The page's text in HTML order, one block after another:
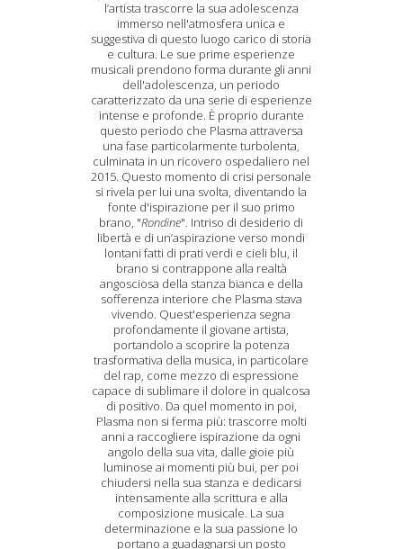
l’artista trascorre la sua adolescenza
immerso nell'atmosfera unica e
suggestiva di questo luogo carico di storia
e cultura. Le sue prime esperienze
musicali prendono forma durante gli anni
dell'adolescenza, un periodo
caratterizzato da una serie di esperienze
intense e profonde. È proprio durante
questo periodo che Plasma attraversa
una fase particolarmente turbolenta,
culminata in un ricovero ospedaliero nel
2015. Questo momento di crisi personale
si rivela per lui una svolta, diventando la
fonte d'ispirazione per il suo primo
brano, "Rondine". Intriso di desiderio di
libertà e di un’aspirazione verso mondi
lontani fatti di prati verdi e cieli blu, il
brano si contrappone alla realtà
angosciosa della stanza bianca e della
sofferenza interiore che Plasma stava
vivendo. Quest'esperienza segna
profondamente il giovane artista,
portandolo a scoprire la potenza
trasformativa della musica, in particolare
del rap, come mezzo di espressione
capace di sublimare il dolore in qualcosa
di positivo. Da quel momento in poi,
Plasma non si ferma più: trascorre molti
anni a raccogliere ispirazione da ogni
angolo della sua vita, dalle gioie più
luminose ai momenti più bui, per poi
chiudersi nella sua stanza e dedicarsi
intensamente alla scrittura e alla
composizione musicale. La sua
determinazione e la sua passione lo
portano a guadagnarsi un posto